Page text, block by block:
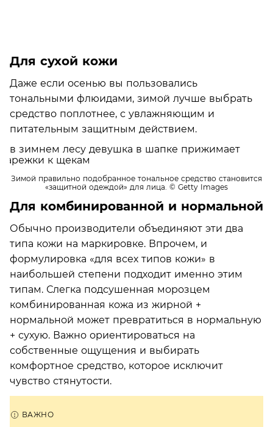
Для сухой кожи
Даже если осенью вы пользовались
тональными флюидами, зимой лучше выбрать
средство поплотнее, с увлажняющим и
питательным защитным действием.
Зимой правильно подобранное тональное средство становится
«защитной одеждой» для лица. © Getty Images
Для комбинированной и нормальной
Обычно производители объединяют эти два
типа кожи на маркировке. Впрочем, и
формулировка «для всех типов кожи» в
наибольшей степени подходит именно этим
типам. Слегка подсушенная морозцем
комбинированная кожа из жирной +
нормальной может превратиться в нормальную
+ сухую. Важно ориентироваться на
собственные ощущения и выбирать
комфортное средство, которое исключит
чувство стянутости.